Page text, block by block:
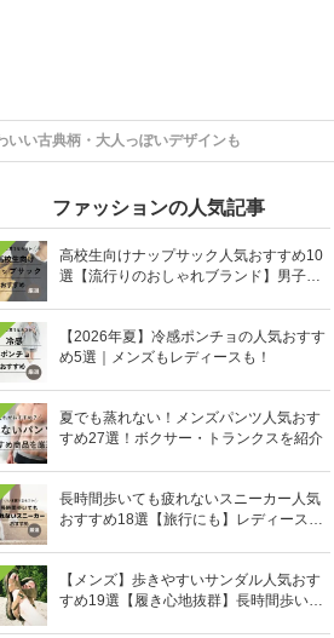
い古典柄・大人っぽいデザインも
ファッションの人気記事
高校生向けナップサック人気おすすめ10
選【流行りのおしゃれブランド】男子・
【2026年夏】冷感ポンチョの人気おすす
め5選｜メンズもレディースも！
夏でも蒸れない！メンズパンツ人気おす
すめ27選！ボクサー・トランクスを紹介
長時間歩いても疲れないスニーカー人気
おすすめ18選【旅行にも】レディース・
【メンズ】歩きやすいサンダル人気おす
すめ19選【履き心地抜群】長時間歩いて